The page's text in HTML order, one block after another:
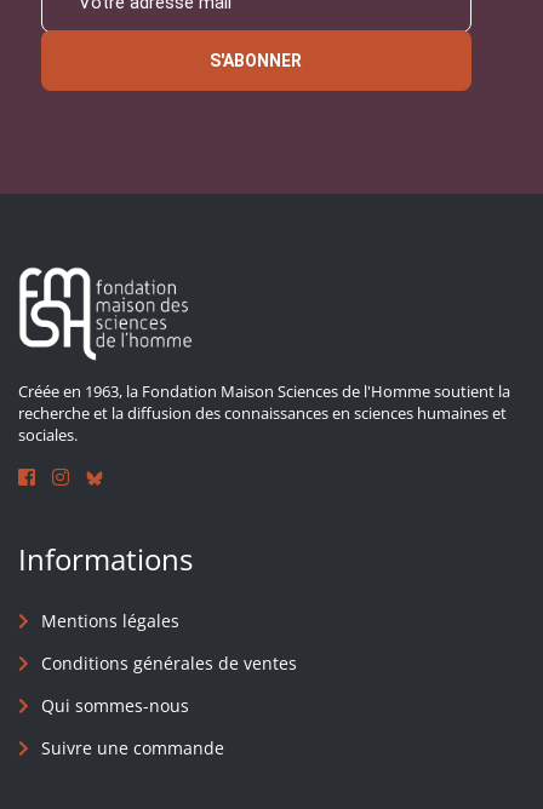
S'ABONNER
Créée en 1963, la Fondation Maison Sciences de l'Homme soutient la
recherche et la diffusion des connaissances en sciences humaines et
sociales.
Informations
Mentions légales
Conditions générales de ventes
Qui sommes-nous
Suivre une commande